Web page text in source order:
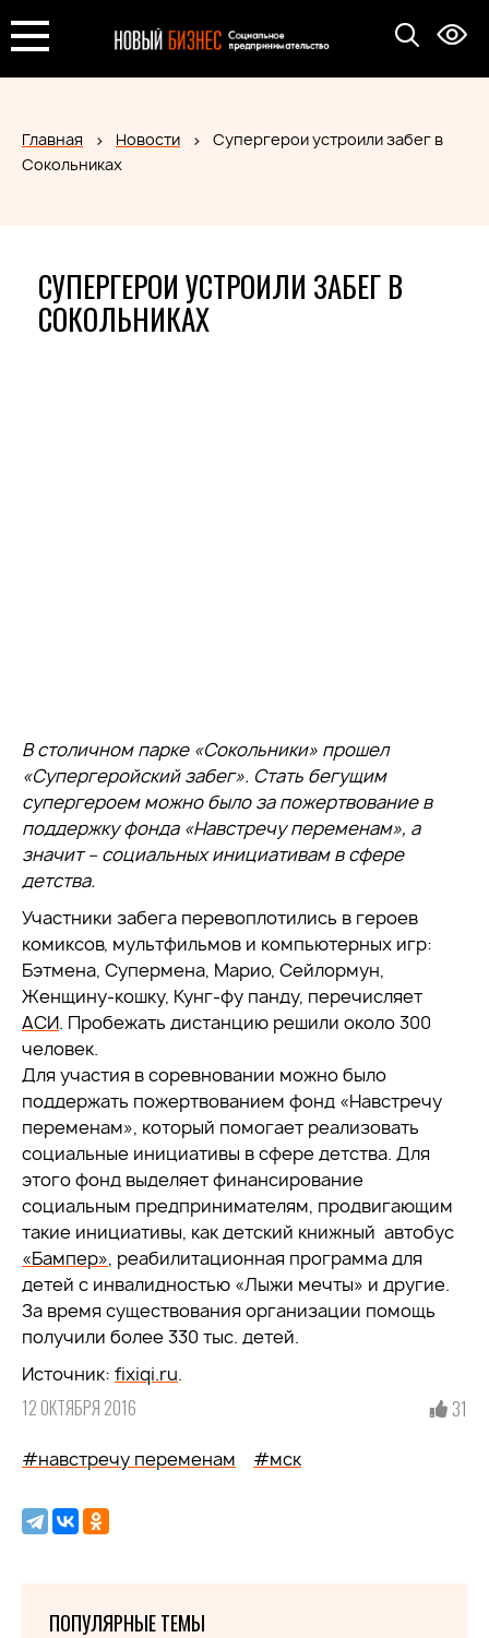
Главная Новости
Супергерои устроили забег в
Сокольниках
СУПЕРГЕРОИ УСТРОИЛИ ЗАБЕГ В
СОКОЛЬНИКАХ
В столичном парке «Сокольники» прошел
«Супергеройский забег». Стать бегущим
супергероем можно было за пожертвование в
поддержку фонда «Навстречу переменам», а
значит – социальных инициативам в сфере
детства.
Участники забега перевоплотились в героев
комиксов, мультфильмов и компьютерных игр:
Бэтмена, Супермена, Марио, Сейлормун,
Женщину-кошку, Кунг-фу панду, перечисляет
АСИ. Пробежать дистанцию решили около 300
человек.
Для участия в соревновании можно было
поддержать пожертвованием фонд «Навстречу
переменам», который помогает реализовать
социальные инициативы в сфере детства. Для
этого фонд выделяет финансирование
социальным предпринимателям, продвигающим
такие инициативы, как детский книжный автобус
«Бампер», реабилитационная программа для
детей с инвалидностью «Лыжи мечты» и другие.
За время существования организации помощь
получили более 330 тыс. детей.
Источник: fixiqi.ru.
12 ОКТЯБРЯ 2016 31
#навстречу переменам #мск
ПОПУЛЯРНЫЕ ТЕМЫ